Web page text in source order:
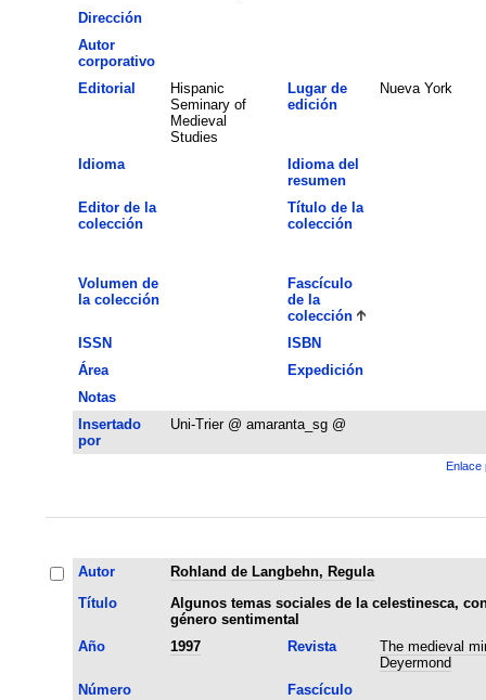
Dirección
Autor
corporativo
Editorial
Hispanic
Seminary of
Medieval
Studies
Lugar de
edición
Nueva York
Idioma
Idioma del
resumen
Editor de la
colección
Título de la
colección
Volumen de
la colección
Fascículo
de la
colección
ISSN
ISBN
Área
Expedición
Notas
Insertado
por
Uni-Trier @ amaranta_sg @
Enlace
Autor
Rohland de Langbehn, Regula
Título
Algunos temas sociales de la celestinesca,
género sentimental
Año
1997 Revista
The medieval
Deyermond
Número
Fascículo